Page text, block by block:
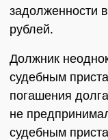
задолженности
рублей.
Должник
судебным
погашения
не
судебным